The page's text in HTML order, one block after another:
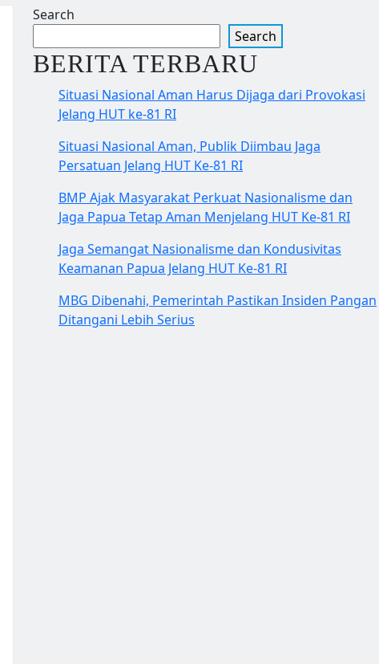
Search
Search
BERITA TERBARU
Situasi Nasional Aman Harus Dijaga dari Provokasi
Jelang HUT ke-81 RI
Situasi Nasional Aman, Publik Diimbau Jaga
Persatuan Jelang HUT Ke-81 RI
BMP Ajak Masyarakat Perkuat Nasionalisme dan
Jaga Papua Tetap Aman Menjelang HUT Ke-81 RI
Jaga Semangat Nasionalisme dan Kondusivitas
Keamanan Papua Jelang HUT Ke-81 RI
MBG Dibenahi, Pemerintah Pastikan Insiden Pangan
Ditangani Lebih Serius